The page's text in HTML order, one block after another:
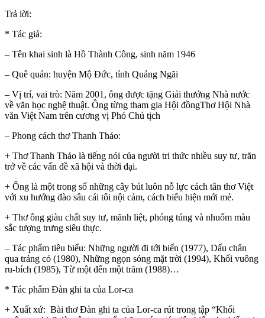
Trả lời:
* Tác giả:
– Tên khai sinh là Hồ Thành Công, sinh năm 1946
– Quê quán: huyện Mộ Đức, tỉnh Quảng Ngãi
– Vị trí, vai trò: Năm 2001, ông được tặng Giải thưởng Nhà nước
về văn học nghệ thuật. Ông từng tham gia Hội đồngThơ Hội Nhà
văn Việt Nam trên cương vị Phó Chủ tịch
– Phong cách thơ Thanh Thảo:
+ Thơ Thanh Thảo là tiếng nói của người tri thức nhiều suy tư, trăn
trở về các vấn đề xã hội và thời đại.
+ Ông là một trong số những cây bút luôn nỗ lực cách tân thơ Việt
với xu hướng đào sâu cái tôi nội cảm, cách biểu hiện mới mẻ.
+ Thơ ông giàu chất suy tư, mãnh liệt, phóng túng và nhuốm màu
sắc tượng trưng siêu thực.
– Tác phẩm tiêu biểu: Những người đi tới biển (1977), Dấu chân
qua trảng cỏ (1980), Những ngọn sóng mặt trời (1994), Khối vuông
ru-bích (1985), Từ một đến một trăm (1988)…
* Tác phẩm Đàn ghi ta của Lor-ca
+ Xuất xứ: Bài thơ Đàn ghi ta của Lor-ca rút trong tập “Khối